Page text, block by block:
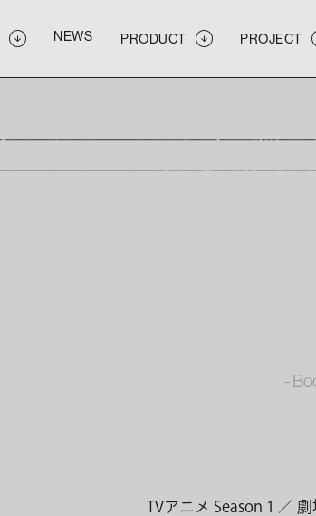
NEWS
PRODUCT
PROJECT
-
TVアニメ Season 1
劇